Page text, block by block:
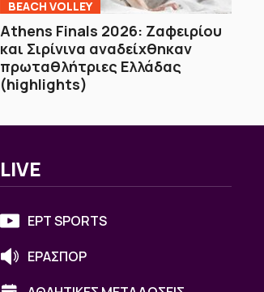
BEACH VOLLEY
Athens Finals 2026: Ζαφειρίου
και Σιρίνινα αναδείχθηκαν
πρωταθλήτριες Ελλάδας
(highlights)
LIVE
ΕΡΤ SPORTS
ΕΡΑΣΠΟΡ